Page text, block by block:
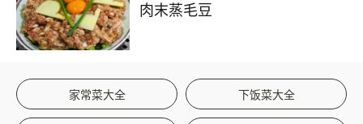
肉末蒸毛豆
家常菜大全 下饭菜大全